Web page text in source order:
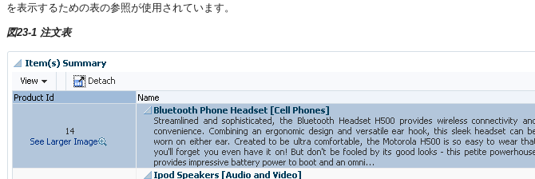
を表示するための表の参照が使用されています。
図23-1 注文表